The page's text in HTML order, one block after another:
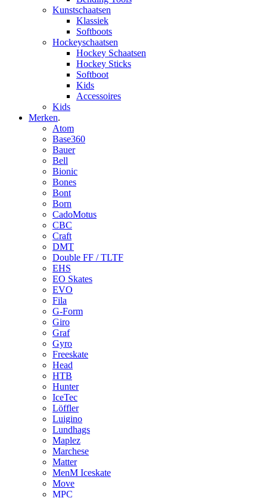
Kunstschaatsen
Klassiek
Softboots
Hockeyschaatsen
Hockey Schaatsen
Hockey Sticks
Softboot
Kids
Accessoires
Kids
Merken.
Atom
Base360
Bauer
Bell
Bionic
Bones
Bont
Born
CadoMotus
CBC
Craft
DMT
Double FF / TLTF
EHS
EO Skates
EVO
Fila
G-Form
Giro
Graf
Gyro
Freeskate
Head
HTB
Hunter
IceTec
Löffler
Luigino
Lundhags
Maplez
Marchese
Matter
MenM Iceskate
Move
MPC